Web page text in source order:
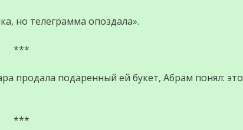
но телеграмма опоздала».
***
продала подаренный ей букет, Абрам понял: это
***